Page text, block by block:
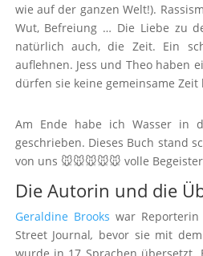
wie auf der ganzen Welt!).
Wut, Befreiung … Die Liebe zu
natürlich auch, die Zeit. Ein
auflehnen. Jess und Theo haben
dürfen sie keine gemeinsame
Am Ende habe ich Wasser in
geschrieben. Dieses Buch stand
von uns 🐭🐭🐭🐭🐭 volle
Die Autorin und die
Geraldine Brooks war
Street Journal, bevor sie mit